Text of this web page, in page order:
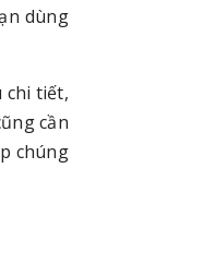
dùng
chi tiết,
cần
chúng